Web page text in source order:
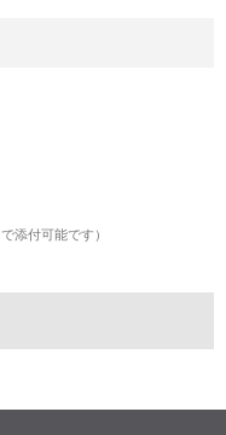
添付可能です）